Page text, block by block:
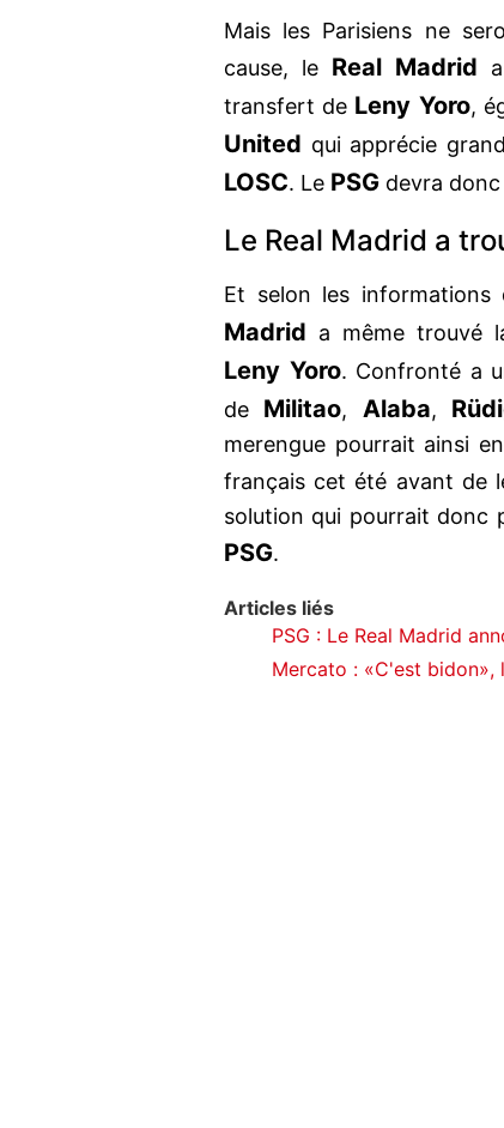
Mais les Parisiens ne
cause, le Real Madrid
transfert de Leny Yoro,
United qui apprécie
LOSC. Le PSG devra
Le Real Madrid a
Et selon les informations
Madrid a même trouvé
Leny Yoro. Confronté a
de Militao, Alaba,
merengue pourrait ainsi
français cet été avant de
solution qui pourrait donc
PSG.
Articles liés
PSG : Le Real Madrid
Mercato : «C'est bidon»,